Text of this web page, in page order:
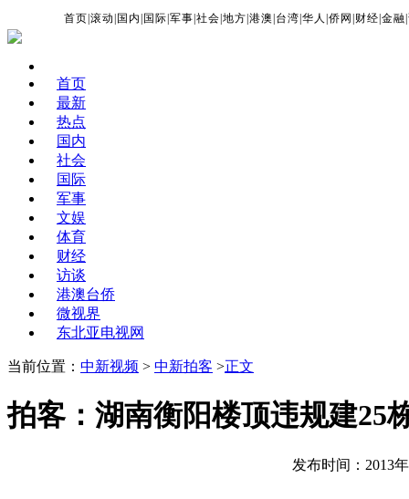
首页 |滚动 国内 国际 |军事 |社会 |地方 |港澳 台湾 |华人 |侨网 财经 |金融 |
首页
最新
热点
国内
社会
国际
军事
文娱
体育
财经
访谈
港澳台侨
微视界
东北亚电视网
当前位置： 中新视频 > 中新拍客 >正文
拍客：湖南衡阳楼顶违规建25
发布时间：2013